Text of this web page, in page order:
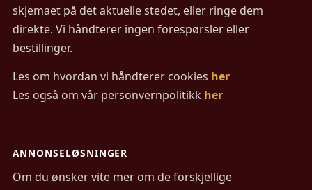
skjemaet på det aktuelle stedet, eller ringe dem
direkte. Vi håndterer ingen forespørsler eller
bestillinger.
Les om hvordan vi håndterer cookies her
Les også om vår personvernpolitikk her
ANNONSELØSNINGER
Om du ønsker vite mer om de forskjellige